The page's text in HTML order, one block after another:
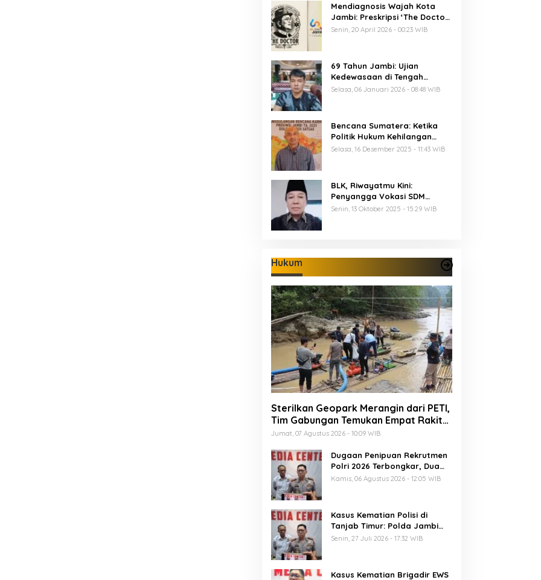
Mendiagnosis Wajah Kota
Jambi: Preskripsi ‘The Doctor’
Menuju 625 Tahun Tanah Pilih
Senin, 20 April 2026 - 00:23 WIB
69 Tahun Jambi: Ujian
Kedewasaan di Tengah
Keterbatasan Anggaran
Selasa, 06 Januari 2026 - 08:48 WIB
Bencana Sumatera: Ketika
Politik Hukum Kehilangan
Arah dan Negara Kehilangan
Selasa, 16 Desember 2025 - 11:43 WIB
BLK, Riwayatmu Kini:
Penyangga Vokasi SDM
Provinsi Jambi
Senin, 13 Oktober 2025 - 15:29 WIB
Hukum
Sterilkan Geopark Merangin dari PETI,
Tim Gabungan Temukan Empat Rakit
Tambang Ilegal
Jumat, 07 Agustus 2026 - 10:09 WIB
Dugaan Penipuan Rekrutmen
Polri 2026 Terbongkar, Dua
Oknum Anggota Diamankan
Kamis, 06 Agustus 2026 - 12:05 WIB
Kasus Kematian Polisi di
Tanjab Timur: Polda Jambi
Tetapkan 6 Tersangka
Senin, 27 Juli 2026 - 17:32 WIB
Kasus Kematian Brigadir EWS